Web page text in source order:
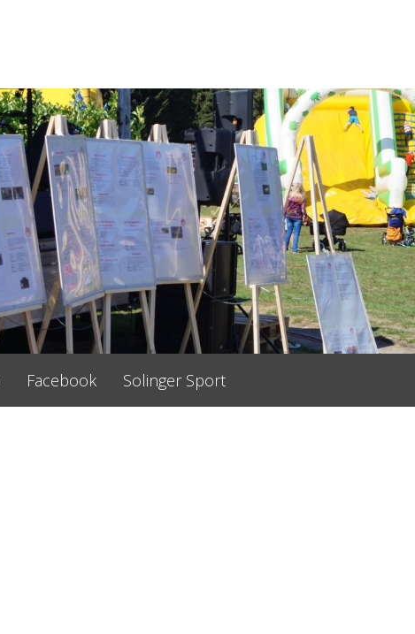
Vorwärts
Facebook Solinger Sport